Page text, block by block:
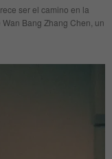
ser el camino en la
Bang Zhang Chen, un